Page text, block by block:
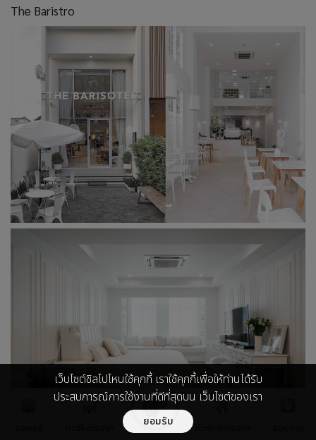
The Baristro
เว็บไซต์ชิลไปไหนใช้คุกกี้ เราใช้คุกกี้เพื่อให้ท่านได้รับ
ประสบการณ์การใช้งานที่ดีที่สุดบน เว็บไซต์ของเรา
ยอมรับ